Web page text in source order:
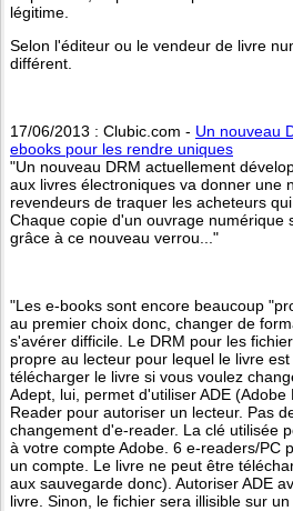
légitime.
Selon l'éditeur ou le vendeur de livre
différent.
17/06/2013 : Clubic.com - Un nouveau
ebooks pour les rendre uniques
"Un nouveau DRM actuellement
aux livres électroniques va donner une
revendeurs de traquer les acheteurs
Chaque copie d'un ouvrage numérique
grâce à ce nouveau verrou..."
"Les e-books sont encore beaucoup
au premier choix donc, changer de
s'avérer difficile. Le DRM pour les
propre au lecteur pour lequel le livre
télécharger le livre si vous voulez
Adept, lui, permet d'utiliser ADE
Reader pour autoriser un lecteur. Pas
changement d'e-reader. La clé utilisée
à votre compte Adobe. 6 e-readers/PC
un compte. Le livre ne peut être
aux sauvegarde donc). Autoriser ADE
livre. Sinon, le fichier sera illisible sur un